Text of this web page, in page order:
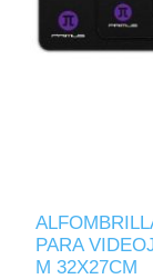
PARA
M 32X27CM